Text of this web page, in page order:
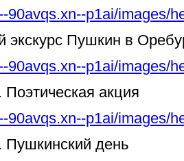
90avqs.xn--p1ai/images/
экскурс Пушкин в
90avqs.xn--p1ai/images/
Поэтическая акция
90avqs.xn--p1ai/images/
Пушкинский день